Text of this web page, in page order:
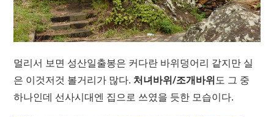
멀리서 보면 성산일출봉은 커다란 바위덩어리 같지만 실
은 이것저것 볼거리가 많다. 처녀바위/조개바위도 그 중
하나인데 선사시대엔 집으로 쓰였을 듯한 모습이다.